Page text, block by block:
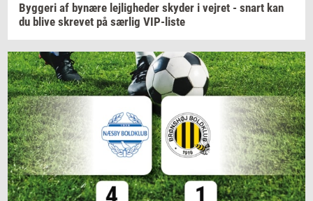
Byg­ge­ri af by­næ­re lej­lig­he­der sky­der i vej­ret - snart kan
du blive skre­vet på sær­lig VIP-​liste